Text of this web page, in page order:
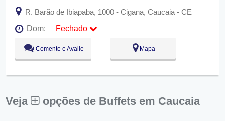
R. Barão de Ibiapaba, 1000 - Cigana, Caucaia - CE
Dom:
Fechado
Seg:
Ter:
09:00 - 18:00
Qua:
09:00 - 18:00
Sex:
09:00 - 18:00
Dom:
Fechado
Comente e Avalie Mapa
Veja opções de Buffets em Caucaia